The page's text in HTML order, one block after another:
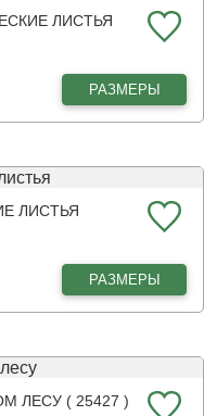
ЛИСТЬЯ
РАЗМЕРЫ
ЛИСТЬЯ
РАЗМЕРЫ
ЛЕСУ ( 25427 )